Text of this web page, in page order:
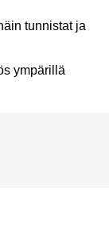
tunnistat ja
ympärillä